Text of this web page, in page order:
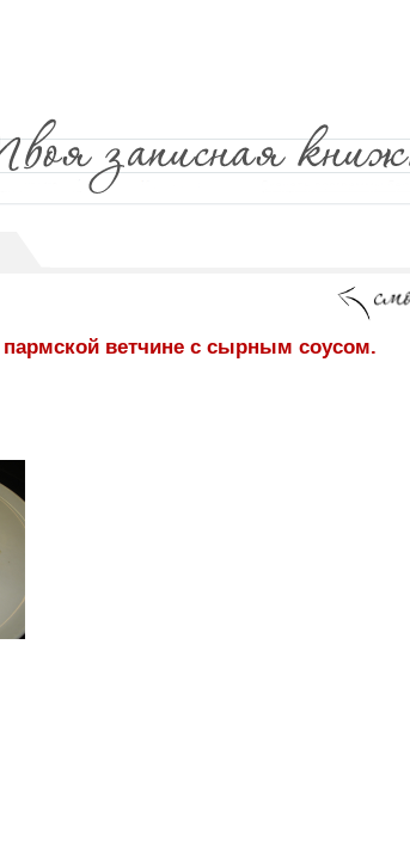
пармской ветчине с сырным соусом.